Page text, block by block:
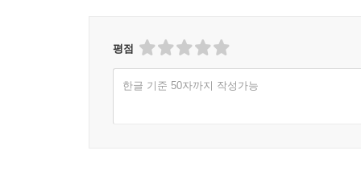
3 인접 배열
4 인접 해시 테이블
03 너비 우선 탐색과 깊이 우선 탐색
평점
한글 기준 50자까지 작성가능